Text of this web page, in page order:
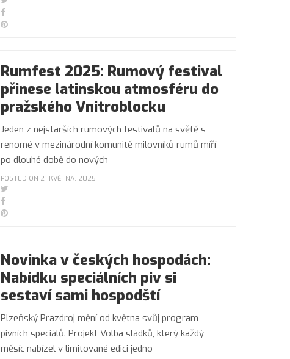
Rumfest 2025: Rumový festival
přinese latinskou atmosféru do
pražského Vnitroblocku
Jeden z nejstarších rumových festivalů na světě s
renomé v mezinárodní komunitě milovníků rumů míří
po dlouhé době do nových
POSTED ON 21 KVĚTNA, 2025
Novinka v českých hospodách:
Nabídku speciálních piv si
sestaví sami hospodští
Plzeňský Prazdroj mění od května svůj program
pivních speciálů. Projekt Volba sládků, který každý
měsíc nabízel v limitované edici jedno